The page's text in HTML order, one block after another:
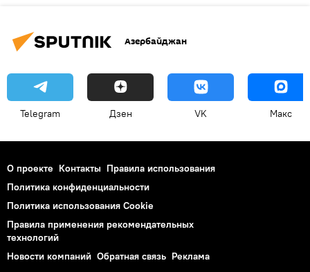
Азербайджан
Telegram Дзен VK Макс
О проекте Контакты Правила использования
Политика конфиденциальности
Политика использования Cookie
Правила применения рекомендательных
технологий
Новости компаний Обратная связь Реклама